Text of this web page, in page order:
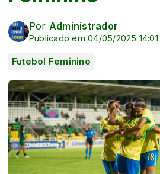
Por Administrador
Publicado em 04/05/2025 14:01
Futebol Feminino